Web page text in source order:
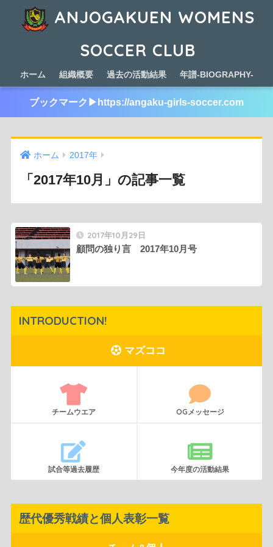
ANJOGAKUEN WOMENS
SOCCER CLUB
ホーム 組織概要 過去の活動結果 年譜-BIOGRAPHY-
ブックマーク▶︎https://angaku-girls-soccer.com
ホーム 2017年
「2017年10月」の記事一覧
2017年10月29日
顧問の独り言 2017年10月号
INTRODUCTION!
マズココ
チームウエア OGメッセージ
試合等過去履歴 今年度の活動結果
歴代優秀戦績と個人表彰一覧